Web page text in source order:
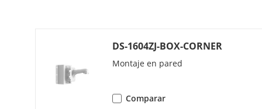
DS-1604ZJ-BOX-CORNER
Montaje en pared
Comparar